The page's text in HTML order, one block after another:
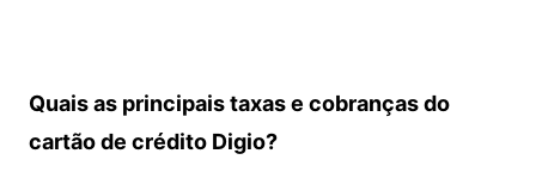
Quais as principais taxas e cobranças do
cartão de crédito Digio?